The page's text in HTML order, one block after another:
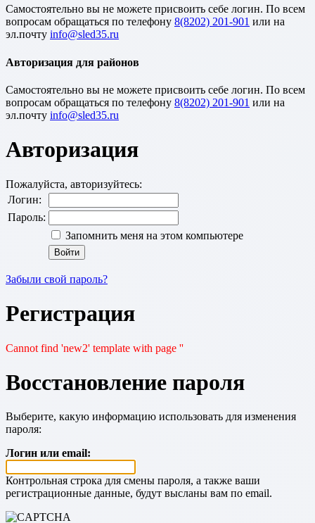
Cамостоятельно вы не можете присвоить себе логин. По всем
вопросам обращаться по телефону 8(8202) 201-901 или на
эл.почту
Авторизация для районов
Cамостоятельно вы не можете присвоить себе логин. По всем
вопросам обращаться по телефону 8(8202) 201-901 или на
эл.почту
Авторизация
Пожалуйста, авторизуйтесь:
Логин:
Пароль:
Запомнить меня на этом компьютере
Забыли свой пароль?
Регистрация
Cannot find 'new2' template with page ''
Восстановление пароля
Выберите, какую информацию использовать для изменения
пароля:
Логин или email:
Контрольная строка для смены пароля, а также ваши
регистрационные данные, будут высланы вам по email.